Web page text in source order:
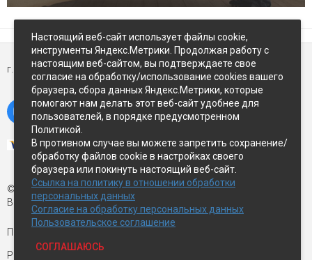
г. Петропавловск-Камчатский,ул Восточное-шоссе, д.5
© Экспострой, 2026 г.
Все права защищены
Письмо директору:
Разработка сайта —
Настоящий веб-сайт использует файлы cookie,
инструменты Яндекс.Метрики. Продолжая работу с
настоящим веб-сайтом, вы подтверждаете свое
согласие на обработку/использование cookies вашего
браузера, сбора данных Яндекс.Метрики, которые
помогают нам делать этот веб-сайт удобнее для
пользователей, в порядке предусмотренном
Политикой.
В противном случае вы можете запретить сохранение/
обработку файлов cookie в настройках своего
браузера или покинуть настоящий веб-сайт.
Ссылка на политику в отношении обработки
персональных данных
Согласие на обработку персональных данных
Пользовательское соглашение
СОГЛАШАЮСЬ